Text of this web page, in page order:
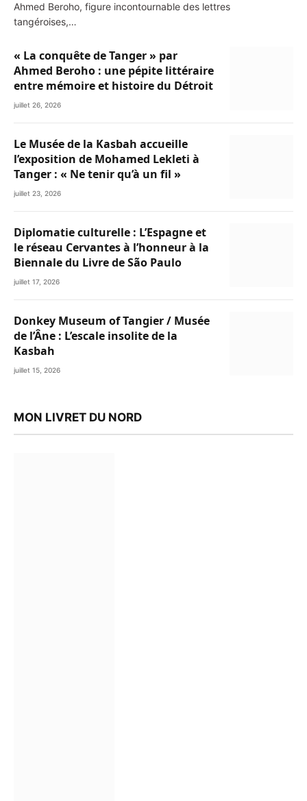
Ahmed Beroho, figure incontournable des lettres
tangéroises,…
« La conquête de Tanger » par
Ahmed Beroho : une pépite littéraire
entre mémoire et histoire du Détroit
juillet 26, 2026
Le Musée de la Kasbah accueille
l’exposition de Mohamed Lekleti à
Tanger : « Ne tenir qu’à un fil »
juillet 23, 2026
Diplomatie culturelle : L’Espagne et
le réseau Cervantes à l’honneur à la
Biennale du Livre de São Paulo
juillet 17, 2026
Donkey Museum of Tangier / Musée
de l’Âne : L’escale insolite de la
Kasbah
juillet 15, 2026
MON LIVRET DU NORD